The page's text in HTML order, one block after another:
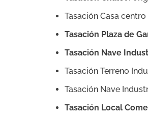
Tasación Casa
Tasación Plaza de
Tasación Nave
Tasación Terreno
Tasación Nave
Tasación Local